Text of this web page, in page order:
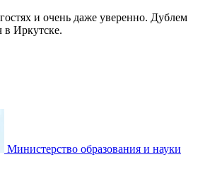
и очень даже уверенно. Дублем
в Иркутске.
Министерство образования и науки